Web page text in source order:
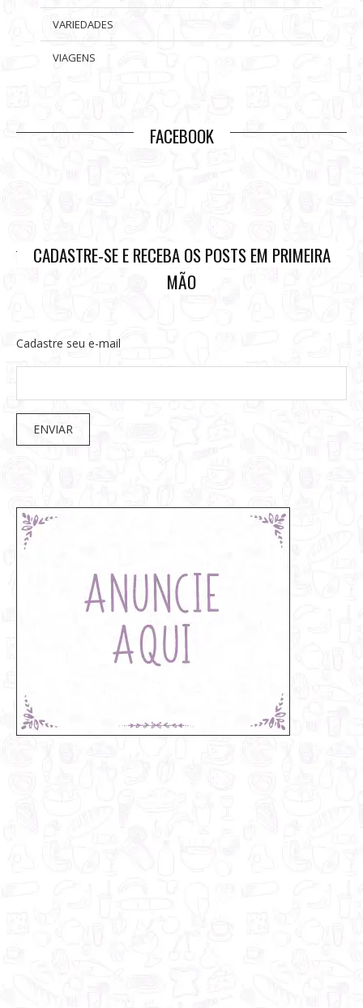
VARIEDADES
VIAGENS
FACEBOOK
CADASTRE-SE E RECEBA OS POSTS EM PRIMEIRA
MÃO
Cadastre seu e-mail